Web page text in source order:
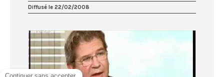
Diffusé le 22/02/2008